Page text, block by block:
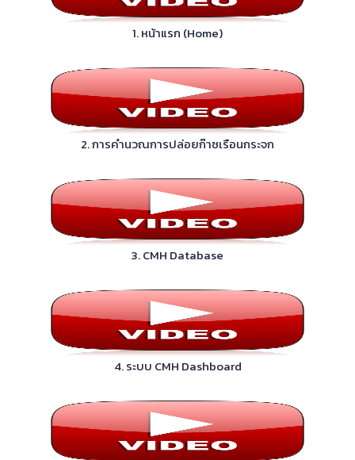
1. หน้าแรก (Home)
2. การคำนวณการปล่อยก๊าซเรือนกระจก
3. CMH Database
4. ระบบ CMH Dashboard